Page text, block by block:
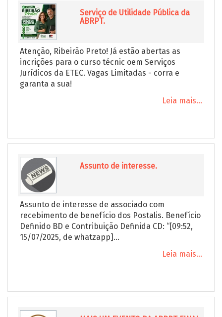
Serviço de Utilidade Pública da
ABRPT.
Atenção, Ribeirão Preto! Já estão abertas as
incrições para o curso técnic oem Serviços
Jurídicos da ETEC. Vagas Limitadas - corra e
garanta a sua!
Leia mais...
Assunto de interesse.
Assunto de interesse de associado com
recebimento de benefício dos Postalis. Benefício
Definido BD e Contribuição Definida CD: “[09:52,
15/07/2025, de whatzapp]...
Leia mais...